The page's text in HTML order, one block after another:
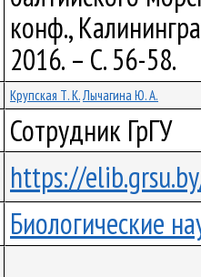
конф.,
2016. – С. 56-58.
Крупская Т. К.Лычагина Ю. А.
Сотрудник ГрГУ
https://
Биологические